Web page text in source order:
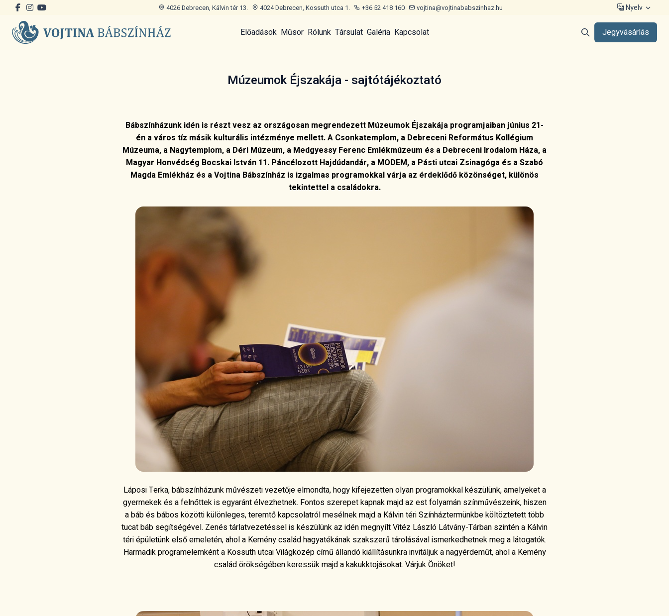
4026 Debrecen, Kálvin tér 13. 4024 Debrecen, Kossuth utca 1. +36 52 418 160 vojtina@vojtinababszinhaz.hu Nyelv
Jegyvásárlás
Előadások Műsor Rólunk Társulat Galéria Kapcsolat
Múzeumok Éjszakája - sajtótájékoztató
Bábszínházunk idén is részt vesz az országosan megrendezett Múzeumok Éjszakája programjaiban június 21-
én a város tíz másik kulturális intézménye mellett. A Csonkatemplom, a Debreceni Református Kollégium
Múzeuma, a Nagytemplom, a Déri Múzeum, a Medgyessy Ferenc Emlékmúzeum és a Debreceni Irodalom Háza, a
Magyar Honvédség Bocskai István 11. Páncélozott Hajdúdandár, a MODEM, a Pásti utcai Zsinagóga és a Szabó
Magda Emlékház és a Vojtina Bábszínház is izgalmas programokkal várja az érdeklődő közönséget, különös
tekintettel a családokra.
Láposi Terka, bábszínházunk művészeti vezetője elmondta, hogy kifejezetten olyan programokkal készülünk, amelyeket a
gyermekek és a felnőttek is egyaránt élvezhetnek. Fontos szerepet kapnak majd az est folyamán színművészeink, hiszen
a báb és bábos közötti különleges, teremtő kapcsolatról mesélnek majd a Kálvin téri Színháztermünkbe költöztetett több
tucat báb segítségével. Zenés tárlatvezetéssel is készülünk az idén megnyílt Vitéz László Látvány-Tárban szintén a Kálvin
téri épületünk első emeletén, ahol a Kemény család hagyatékának szakszerű tárolásával ismerkedhetnek meg a látogatók.
Harmadik programelemként a Kossuth utcai Világközép című állandó kiállításunkra invitáljuk a nagyérdeműt, ahol a Kemény
család örökségében keressük majd a kakukktojásokat. Várjuk Önöket!